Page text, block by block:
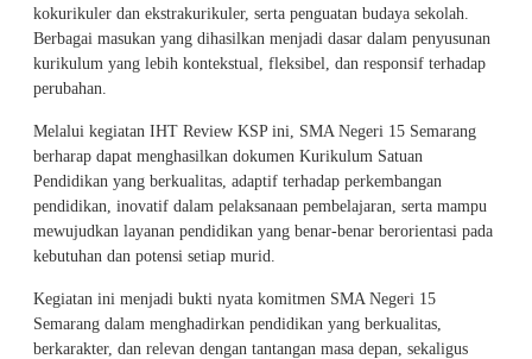
kokurikuler dan ekstrakurikuler, serta penguatan budaya sekolah.
Berbagai masukan yang dihasilkan menjadi dasar dalam penyusunan
kurikulum yang lebih kontekstual, fleksibel, dan responsif terhadap
perubahan.
Melalui kegiatan IHT Review KSP ini, SMA Negeri 15 Semarang
berharap dapat menghasilkan dokumen Kurikulum Satuan
Pendidikan yang berkualitas, adaptif terhadap perkembangan
pendidikan, inovatif dalam pelaksanaan pembelajaran, serta mampu
mewujudkan layanan pendidikan yang benar-benar berorientasi pada
kebutuhan dan potensi setiap murid.
Kegiatan ini menjadi bukti nyata komitmen SMA Negeri 15
Semarang dalam menghadirkan pendidikan yang berkualitas,
berkarakter, dan relevan dengan tantangan masa depan, sekaligus